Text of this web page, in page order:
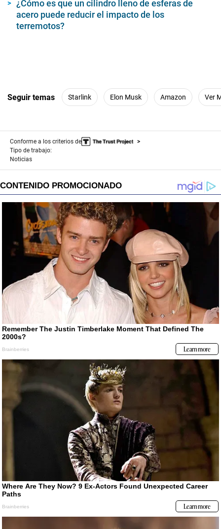
¿Cómo es que un cilindro lleno de esferas de
acero puede reducir el impacto de los
terremotos?
Seguir temas Starlink Elon Musk Amazon Ver
Conforme a los criterios de
Tipo de trabajo:
Noticias